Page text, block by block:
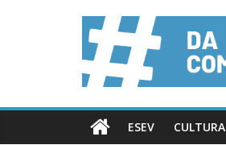
ESEV CULTURA